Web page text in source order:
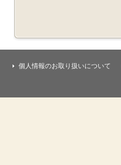
個人情報のお取り扱いについて